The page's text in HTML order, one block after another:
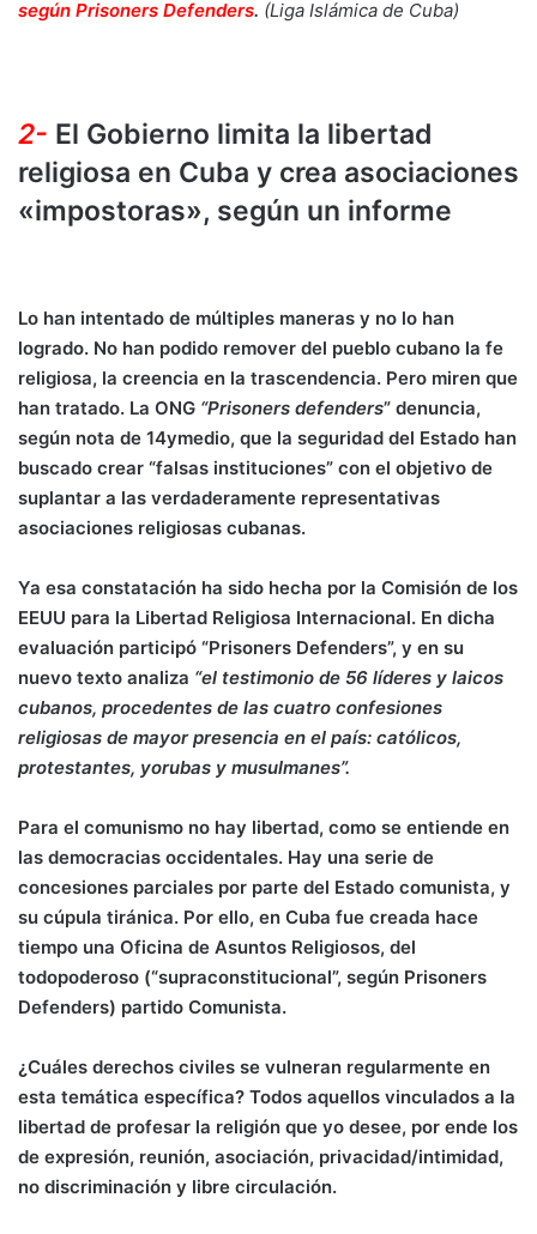
según Prisoners Defenders. (Liga Islámica de Cuba)
2- El Gobierno limita la libertad
religiosa en Cuba y crea asociaciones
«impostoras», según un informe
Lo han intentado de múltiples maneras y no lo han
logrado. No han podido remover del pueblo cubano la fe
religiosa, la creencia en la trascendencia. Pero miren que
han tratado. La ONG “Prisoners defenders” denuncia,
según nota de 14ymedio, que la seguridad del Estado han
buscado crear “falsas instituciones” con el objetivo de
suplantar a las verdaderamente representativas
asociaciones religiosas cubanas.
Ya esa constatación ha sido hecha por la Comisión de los
EEUU para la Libertad Religiosa Internacional. En dicha
evaluación participó “Prisoners Defenders”, y en su
nuevo texto analiza “el testimonio de 56 líderes y laicos
cubanos, procedentes de las cuatro confesiones
religiosas de mayor presencia en el país: católicos,
protestantes, yorubas y musulmanes”.
Para el comunismo no hay libertad, como se entiende en
las democracias occidentales. Hay una serie de
concesiones parciales por parte del Estado comunista, y
su cúpula tiránica. Por ello, en Cuba fue creada hace
tiempo una Oficina de Asuntos Religiosos, del
todopoderoso (“supraconstitucional”, según Prisoners
Defenders) partido Comunista.
¿Cuáles derechos civiles se vulneran regularmente en
esta temática específica? Todos aquellos vinculados a la
libertad de profesar la religión que yo desee, por ende los
de expresión, reunión, asociación, privacidad/intimidad,
no discriminación y libre circulación.